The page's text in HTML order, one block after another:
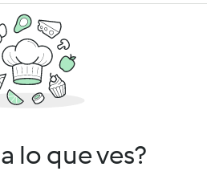
lo que ves?